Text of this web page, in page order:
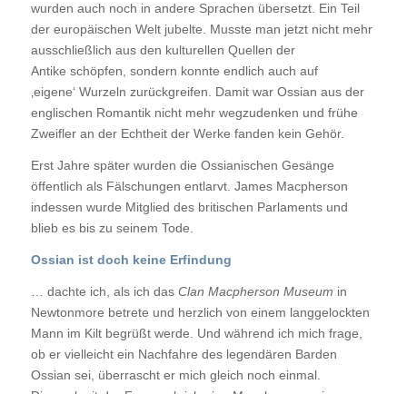
wurden auch noch in andere Sprachen übersetzt. Ein Teil
der europäischen Welt jubelte. Musste man jetzt nicht mehr
ausschließlich aus den kulturellen Quellen der
Antike schöpfen, sondern konnte endlich auch auf
‚eigene‘ Wurzeln zurückgreifen. Damit war Ossian aus der
englischen Romantik nicht mehr wegzudenken und frühe
Zweifler an der Echtheit der Werke fanden kein Gehör.
Erst Jahre später wurden die Ossianischen Gesänge
öffentlich als Fälschungen entlarvt. James Macpherson
indessen wurde Mitglied des britischen Parlaments und
blieb es bis zu seinem Tode.
Ossian ist doch keine Erfindung
… dachte ich, als ich das Clan Macpherson Museum in
Newtonmore betrete und herzlich von einem langgelockten
Mann im Kilt begrüßt werde. Und während ich mich frage,
ob er vielleicht ein Nachfahre des legendären Barden
Ossian sei, überrascht er mich gleich noch einmal.